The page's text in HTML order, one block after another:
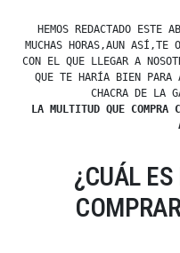
HEMOS REDACTADO ESTE
MUCHAS HORAS,AUN ASÍ,TE
CON EL QUE LLEGAR A
QUE TE HARÍA BIEN PARA
CHACRA DE LA
LA MULTITUD QUE COMPRA
¿CUÁL